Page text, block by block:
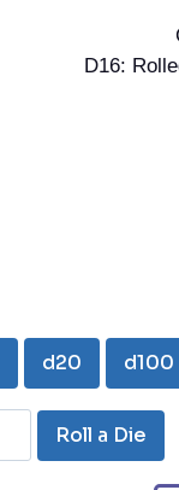
D16:
d20 d100
Roll a Die